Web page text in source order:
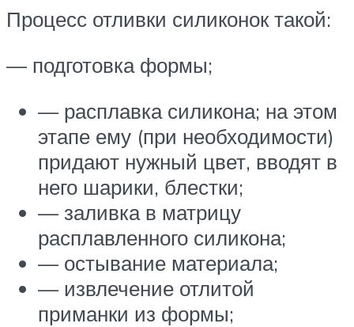
Процесс отливки силиконок такой:
— подготовка формы;
— расплавка силикона; на этом
этапе ему (при необходимости)
придают нужный цвет, вводят в
него шарики, блестки;
— заливка в матрицу
расплавленного силикона;
— остывание материала;
— извлечение отлитой
приманки из формы;